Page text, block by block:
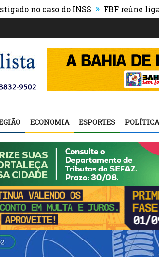
caso do INSS » FBF reúne ligas
ECONOMIA ESPORTES POLÍTICA